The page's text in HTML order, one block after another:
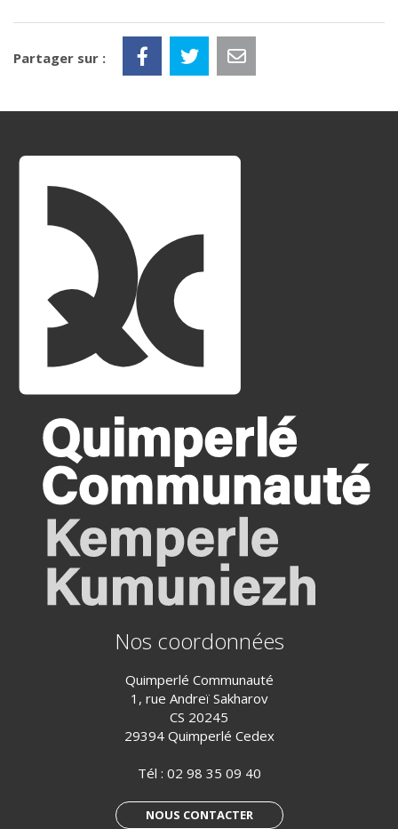
Partager sur :
Nos coordonnées
Quimperlé Communauté
1, rue Andreï Sakharov
CS 20245
29394 Quimperlé Cedex
Tél : 02 98 35 09 40
NOUS CONTACTER